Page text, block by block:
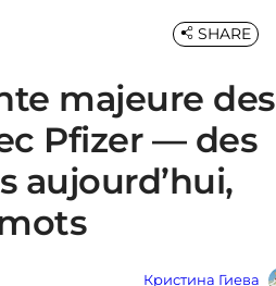
majeure des
Pfizer — des
aujourd’hui,
Кристина Гиева
SHARE